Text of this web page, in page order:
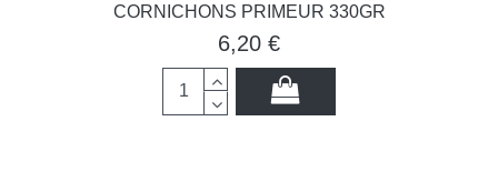
CORNICHONS PRIMEUR 330GR
6,20 €